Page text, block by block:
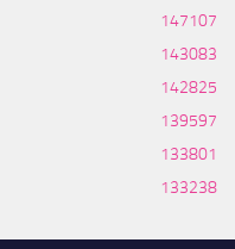
147107
143083
142825
139597
133801
133238